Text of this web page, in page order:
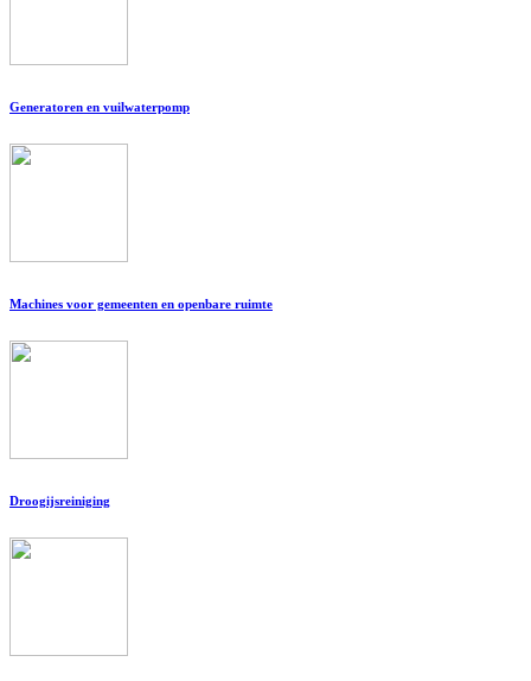
Generatoren en vuilwaterpomp
Machines voor gemeenten en openbare ruimte
Droogijsreiniging